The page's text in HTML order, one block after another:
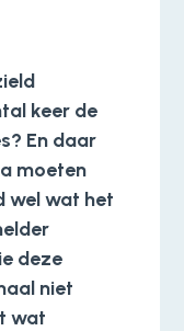
keer de
En daar
moeten
wel wat het
deze
niet
wat